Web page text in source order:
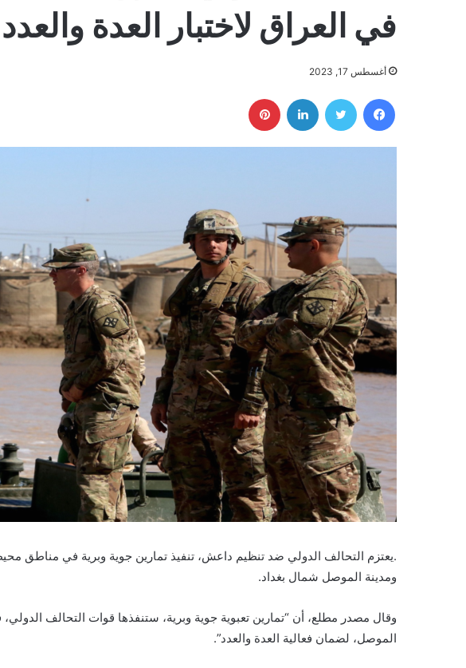
في العراق لاختبار العدة والعدد
أغسطس 17, 2023
فيسبوك تويتر لينكدإن
.يعتزم التحالف الدولي ضد تنظيم داعش، تنفيذ تمارين جوية وبرية في مناطق
ومدينة الموصل شمال بغداد.
وقال مصدر مطلع، أن “تمارين تعبوية جوية وبرية، ستنفذها قوات التحالف
الموصل، لضمان فعالية العدة والعدد”.